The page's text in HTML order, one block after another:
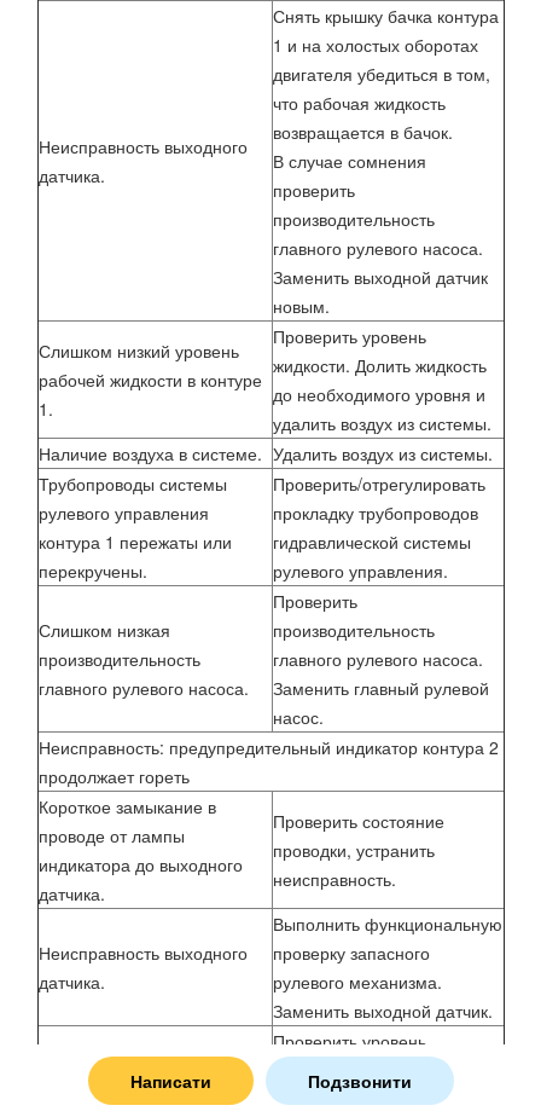
Написати Подзвонити
Неисправность выходного
датчика.
Снять крышку бачка контура
1 и на холостых оборотах
двигателя убедиться в том,
что рабочая жидкость
возвращается в бачок.
В случае сомнения
проверить
производительность
главного рулевого насоса.
Заменить выходной датчик
новым.
Слишком низкий уровень
рабочей жидкости в контуре
1.
Проверить уровень
жидкости. Долить жидкость
до необходимого уровня и
удалить воздух из системы.
Наличие воздуха в системе. Удалить воздух из системы.
Трубопроводы системы
рулевого управления
контура 1 пережаты или
перекручены.
Проверить/отрегулировать
прокладку трубопроводов
гидравлической системы
рулевого управления.
Слишком низкая
производительность
главного рулевого насоса.
Проверить
производительность
главного рулевого насоса.
Заменить главный рулевой
насос.
Неисправность: предупредительный индикатор контура 2
продолжает гореть
Короткое замыкание в
проводе от лампы
индикатора до выходного
датчика.
Проверить состояние
проводки, устранить
неисправность.
Неисправность выходного
датчика.
Выполнить функциональную
проверку запасного
рулевого механизма.
Заменить выходной датчик.
Слишком низкий уровень
рабочей жидкости в контуре
Проверить уровень
жидкости. Долить жидкость
до необходимого уровня и